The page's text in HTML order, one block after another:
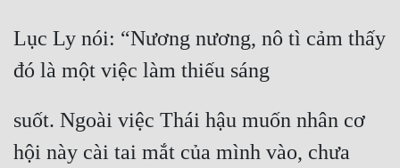
Mưu Mô
Mỹ Thực
Ngôn Tình
Lục Ly nói: “Nương nương, nô tì cảm thấy
đó là một việc làm thiếu sáng
suốt. Ngoài việc Thái hậu muốn nhân cơ
hội này cài tai mắt của mình vào, chưa